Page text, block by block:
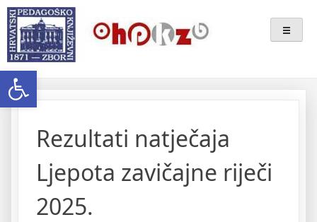
Open toolbar
Skip
to
content
Ogranak Hrvatskoga
Pedagoško-Književnog Zbora
Bjelovar
Rezultati natječaja
Ljepota zavičajne riječi
2025.